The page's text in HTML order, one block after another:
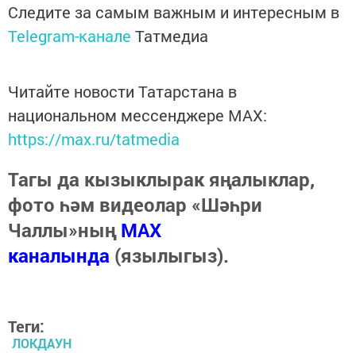
Следите за самым важным и интересным в
Telegram-канале Татмедиа
Читайте новости Татарстана в
национальном мессенджере MАХ:
https://max.ru/tatmedia
Тагы да кызыклырак яңалыклар,
фото һәм видеолар «Шәһри
Чаллы»ныңMAX
каналында (язылыгыз).
Теги:
ЛОКДАУН